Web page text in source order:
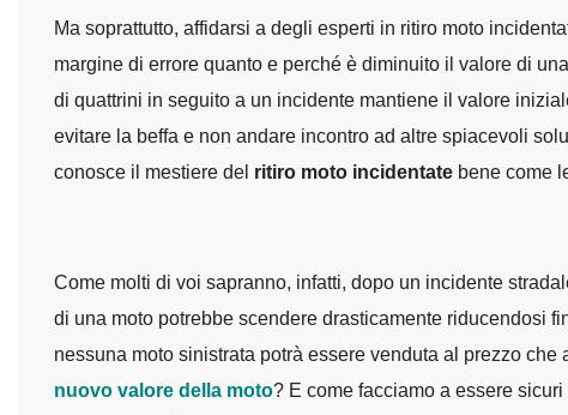
Ma soprattutto, affidarsi a degli esperti in ritiro moto
margine di errore quanto e perché è diminuito il valore di
di quattrini in seguito a un incidente mantiene il valore
evitare la beffa e non andare incontro ad altre spiacevoli
conosce il mestiere del ritiro moto incidentate bene come
Come molti di voi sapranno, infatti, dopo un incidente
di una moto potrebbe scendere drasticamente riducendosi
nessuna moto sinistrata potrà essere venduta al prezzo che
nuovo valore della moto? E come facciamo a essere